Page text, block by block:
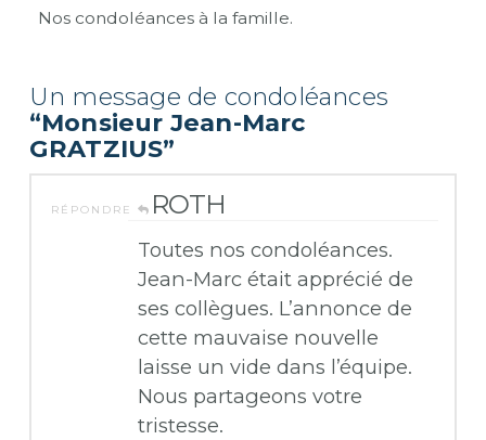
Nos condoléances à la famille.
Un message de condoléances
“Monsieur Jean-Marc
GRATZIUS”
RÉPONDRE ROTH
Toutes nos condoléances.
Jean-Marc était apprécié de
ses collègues. L’annonce de
cette mauvaise nouvelle
laisse un vide dans l’équipe.
Nous partageons votre
tristesse.